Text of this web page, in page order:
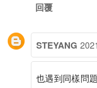
回覆
STEYANG
也遇到同樣問